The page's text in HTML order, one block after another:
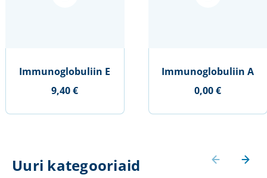
Immunoglobuliin E
9,40 €
Immunoglobuliin A
0,00 €
Uuri kategooriaid